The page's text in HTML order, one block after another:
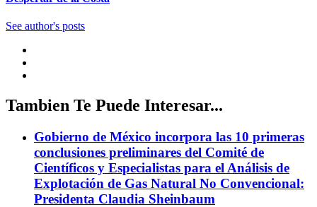
See author's posts
Tambien Te Puede Interesar...
Gobierno de México incorpora las 10 primeras
conclusiones preliminares del Comité de
Científicos y Especialistas para el Análisis de
Explotación de Gas Natural No Convencional:
Presidenta Claudia Sheinbaum